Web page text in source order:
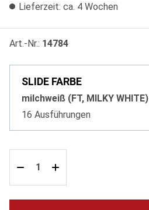
Lieferzeit: ca. 4 Wochen
Art.-Nr.: 14784
SLIDE FARBE
milchweiß (FT, MILKY WHITE)
16 Ausführungen